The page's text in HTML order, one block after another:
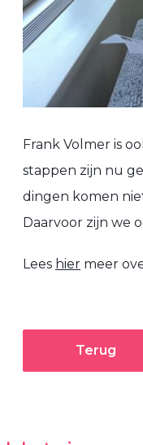
Frank Volmer is
stappen zijn nu
dingen komen
Daarvoor zijn we
Lees hier meer
Terug